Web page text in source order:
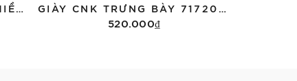
BOOTS HÀN ĐAI KHUY NHIỀU MÀU GIÀY CNK TRƯNG BÀY 71720069 MÀU ĐEN
520.000₫